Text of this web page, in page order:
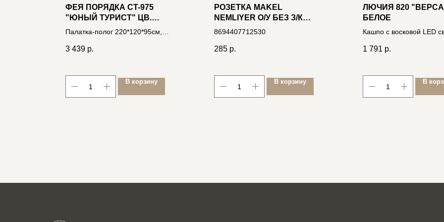
ФЕЯ ПОРЯДКА CT-975
"ЮНЫЙ ТУРИСТ" ЦВ.
МОРСКОЙ ВОЛНЫ
Палатка-полог 220*120*95cм,
3 439 р.
В корзину
РОЗЕТКА MAKEL
NEMLIYER О/У БЕЗ З/К
БЕЛАЯ, 250В 16А IP20
8694407712530
285 р.
В корзину
ЛЮЧИЯ 820
БЕЛОЕ
Кашпо с восковой LED
14.5*h36см, на 3xAAA
1 791 р.
В